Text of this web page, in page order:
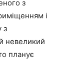
з
і
з
невеликий
планує